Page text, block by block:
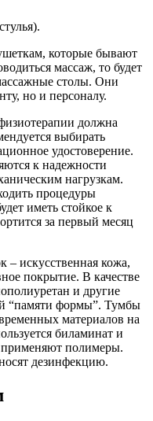
которые бывают
массаж, то будет
столы. Они
но и персоналу.
должна
выбирать
удостоверение.
к надежности
нагрузкам.
процедуры
иметь стойкое к
за первый месяц
– искусственная кожа,
покрытие. В качестве
и другие
“памяти формы”. Тумбы
материалов на
биламинат и
полимеры.
дезинфекцию.